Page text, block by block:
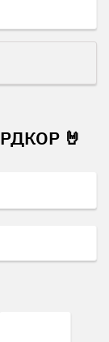
🤘